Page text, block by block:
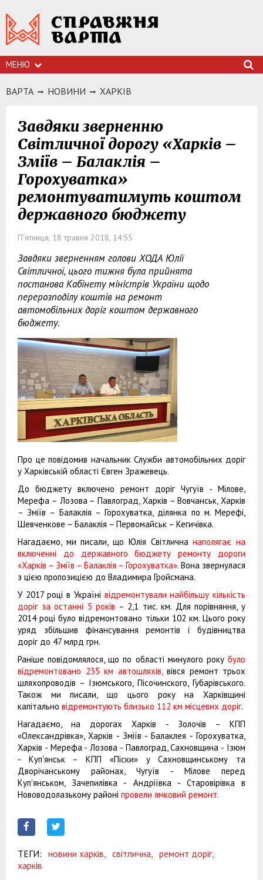
МЕНЮ
ВАРТА НОВИНИ ХАРКIВ
Завдяки зверненню
Світличної дорогу «Харків –
Зміїв – Балаклія –
Горохуватка»
ремонтуватимуть коштом
державного бюджету
П'ятниця, 18 травня 2018, 14:55
Завдяки зверненням голови ХОДА Юлії
Світличної, цього тижня була прийнята
постанова Кабінету міністрів України щодо
перерозподілу коштів на ремонт
автомобільних доріг коштом державного
бюджету.
Про це повідомив начальник Служби автомобільних доріг
у Харківській області Євген Зражевець.
До бюджету включено ремонт доріг Чугуїв - Мілове,
Мерефа – Лозова – Павлоград, Харків – Вовчанськ, Харків
– Зміїв – Балаклія – Горохуватка, ділянка по м. Мерефі,
Шевченкове – Балаклія – Первомайськ – Кегичівка.
Нагадаємо, ми писали, що Юлія Світличнанаполягає на
включенні до державного бюджету ремонту дороги
«Харків – Зміїв – Балаклія – Горохуватка». Вона звернулася
з цією пропозицією до Владимира Гройсмана.
У 2017 році в Україні відремонтували найбільшу кількість
доріг за останні 5 років – 2,1 тис. км. Для порівняння, у
2014 році було відремонтовано тільки 102 км. Цього року
уряд збільшив фінансування ремонтів і будівництва
доріг до 47 млрд грн.
Раніше повідомлялося, що по області минулого рокубуло
відремонтовано 235 км автошляхів, вівся ремонт трьох
шляхопроводів – Ізюмського, Пісочинского, Губарівського.
Також ми писали, що цього року на Харківщині
капітально відремонтують близько 112 км місцевих доріг.
Нагадаємо, на дорогах Харків - Золочів – КПП
«Олександрівка», Харків - Зміїв - Балаклея - Горохуватка,
Харків - Мерефа - Лозова - Павлоград, Сахновщина - Ізюм
- Куп'янськ – КПП «Піски» у Сахновщинському та
Дворічанському районах, Чугуїв - Мілове перед
Куп'янськом, Зачепилівка - Андріївка - Старовірівка в
Нововодолазькому районі провели ямковий ремонт.
ТЕГИ: новини харків, світлична,
ремонт доріг,
харків